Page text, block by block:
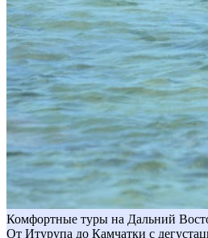
Комфортные туры на Дальний
От Итурупа до Камчатки с